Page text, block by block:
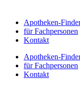
Apotheken-
für Fachpersonen
Kontakt
Apotheken-
für Fachpersonen
Kontakt